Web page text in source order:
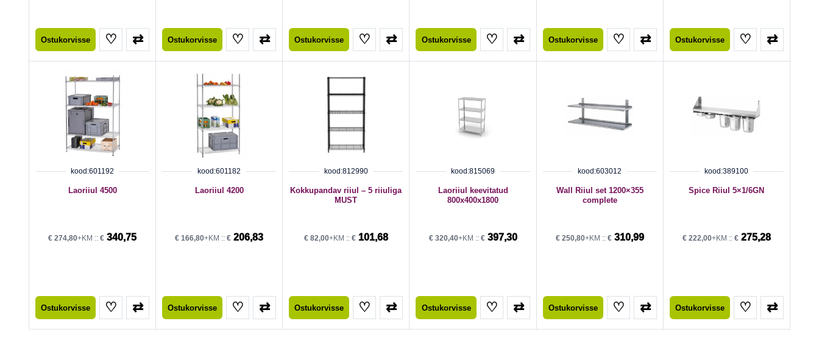
Ostukorvisse ♡ ⇄ Ostukorvisse ♡ ⇄ Ostukorvisse ♡ ⇄ Ostukorvisse ♡ ⇄ Ostukorvisse ♡ ⇄ Ostukorvisse ♡ ⇄
kood:601192
Laoriiul 4500
€ 274,80+KM :: € 340,75
Ostukorvisse ♡ ⇄
kood:601182
Laoriiul 4200
€ 166,80+KM :: € 206,83
Ostukorvisse ♡ ⇄
kood:812990
Kokkupandav riiul – 5 riiuliga
MUST
€82,00+KM :: €101,68
Ostukorvisse ♡ ⇄
kood:815069
Laoriiul keevitatud
800x400x1800
€320,40+KM :: €397,30
Ostukorvisse ♡ ⇄
kood:603012
Wall Riiul set 1200×355
complete
€250,80+KM :: €310,99
Ostukorvisse ♡ ⇄
kood:389100
Spice Riiul 5×1/6GN
€222,00+KM :: €275,28
Ostukorvisse ♡ ⇄